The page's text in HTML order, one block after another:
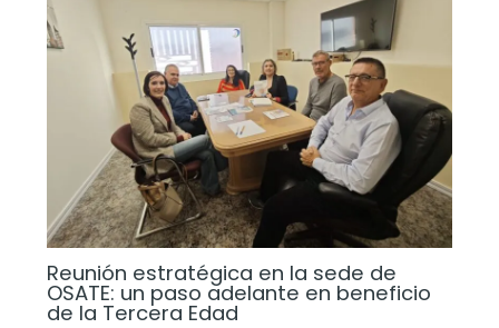
Reunión estratégica en la sede de
OSATE: un paso adelante en beneficio
de la Tercera Edad